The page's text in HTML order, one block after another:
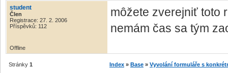
student
Člen
Registrace: 27. 2. 2006
Příspěvků: 112
môžete zverejniť toto
nemám čas sa tým
Offline
Stránky 1 Index » Base » Vyvolání formuláře s